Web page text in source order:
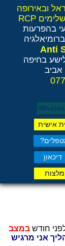
אישית
דיכאון
בהפרעות
בחיפה
חודשבמצב
אני מרגיש